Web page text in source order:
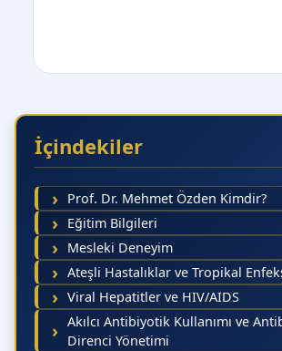
Önceki 5 Gün
07
Ağustos
Cuma
08
10
İçindekiler
Prof. Dr. Mehmet Özden Kimdir?
Eğitim Bilgileri
Mesleki Deneyim
Ateşli Hastalıklar ve Tropikal
Viral Hepatitler ve HIV/AIDS
Akılcı Antibiyotik Kullanımı ve
Direnci Yönetimi